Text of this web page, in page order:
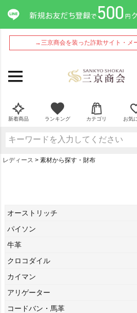
→三京商会を装った詐欺サイト・メ
新着商品 ランキング カテゴリ お気
レディース 素材から探す・財布
オーストリッチ
パイソン
牛革
クロコダイル
カイマン
アリゲーター
コードバン・馬革